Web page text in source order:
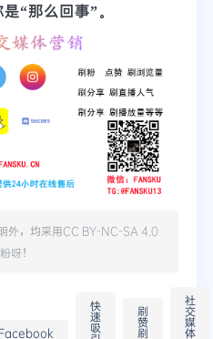
“那么回事”。
外，均采用CC BY-NC-SA 4.0
呀！
Facebook
快
速
吸
刷
赞
刷
社
交
媒
体